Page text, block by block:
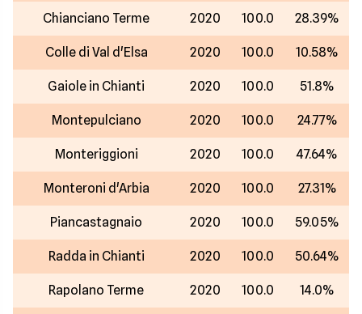
Chianciano Terme 2020 100.0 28.39%
Colle di Val d'Elsa 2020 100.0 10.58%
Gaiole in Chianti 2020 100.0 51.8%
Montepulciano 2020 100.0 24.77%
Monteriggioni 2020 100.0 47.64%
Monteroni d'Arbia 2020 100.0 27.31%
Piancastagnaio 2020 100.0 59.05%
Radda in Chianti 2020 100.0 50.64%
Rapolano Terme 2020 100.0 14.0%